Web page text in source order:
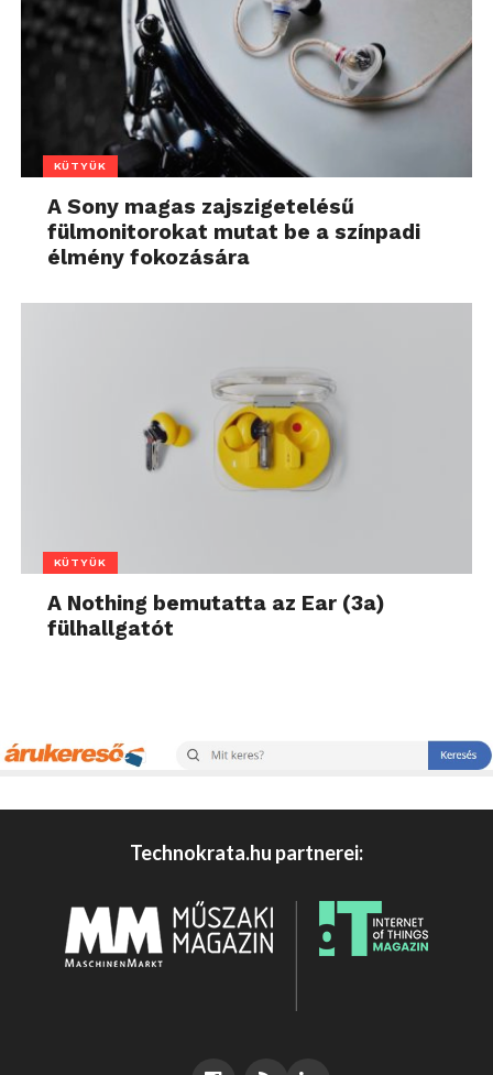
KÜTYÜK
A Sony magas zajszigetelésű
fülmonitorokat mutat be a színpadi
élmény fokozására
KÜTYÜK
A Nothing bemutatta az Ear (3a)
fülhallgatót
Technokrata.hu partnerei: